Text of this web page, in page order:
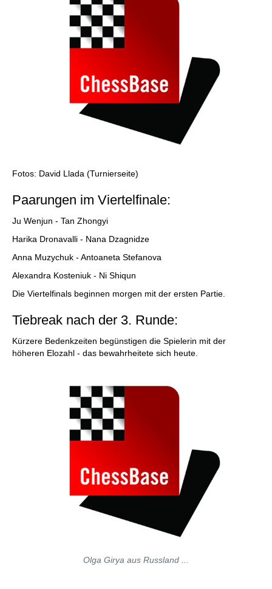
Fotos: David Llada (Turnierseite)
Paarungen im Viertelfinale:
Ju Wenjun - Tan Zhongyi
Harika Dronavalli - Nana Dzagnidze
Anna Muzychuk - Antoaneta Stefanova
Alexandra Kosteniuk - Ni Shiqun
Die Viertelfinals beginnen morgen mit der ersten Partie.
Tiebreak nach der 3. Runde:
Kürzere Bedenkzeiten begünstigen die Spielerin mit der
höheren Elozahl - das bewahrheitete sich heute.
Olga Girya aus Russland ...